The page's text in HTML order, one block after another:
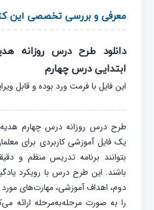
معرفی و بررسی تخصصی این
دانلود طرح درس روزانه
ابتدایی درس چهارم
این فایل با فرمت ورد بوده و قابل
طرح درس روزانه درس چهارم هدیه
یک فایل آموزشی کاربردی برای
بتوانند برنامه تدریس منظم و
باشند. این طرح درس با رویکرد
دوم، اهداف آموزشی، مهارت‌های مورد
را به صورت مرحله‌به‌مرحله ارائه